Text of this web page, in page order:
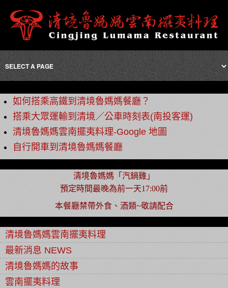
如何搭乘高鐵到清境魯媽媽餐廳？
搭乘大眾運輸到清境／公車時刻表(南投客運)
清境魯媽媽雲南擺夷料理-Google 地圖
自行開車到清境魯媽媽餐廳
清境魯媽媽「汽鍋雞」
預定時間最晚為前一天17:00前
本餐廳禁帶外食、酒類~敬請配合
清境魯媽媽雲南擺夷料理
最新消息 NEWS
清境魯媽媽的故事
雲南擺夷料理